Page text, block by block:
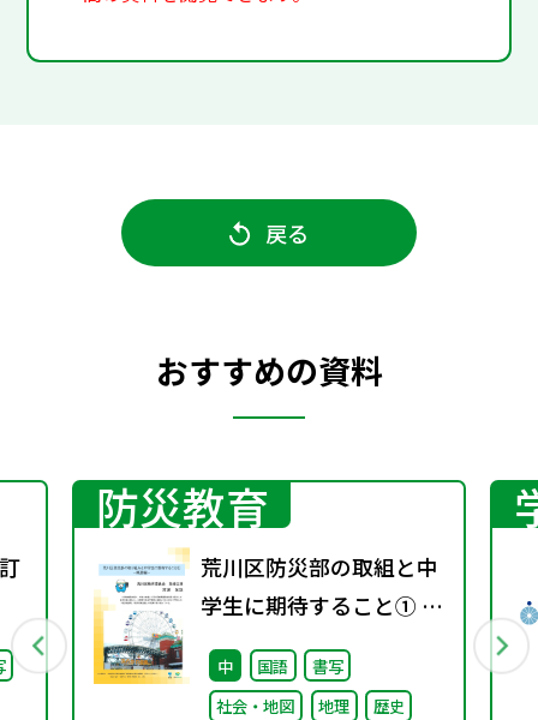
戻る
おすすめの資料
防災教育
荒川区防災部の取組と中
学生に期待すること① ～
概要編～
中 国語
書写
社会・地図
地理 歴史